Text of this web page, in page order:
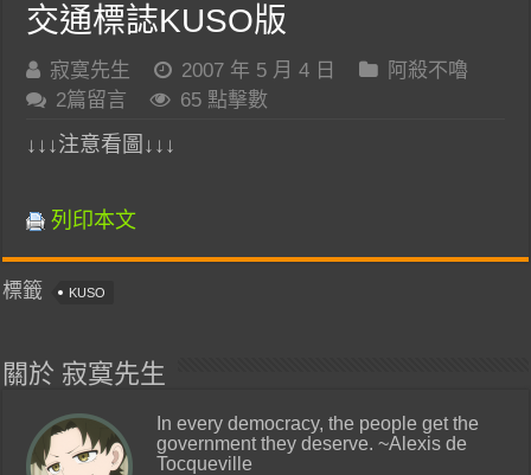
交通標誌KUSO版
寂寞先生 2007 年 5 月 4 日
阿殺不嚕
2篇留言
65 點擊數
↓↓↓注意看圖↓↓↓
列印本文
標籤 KUSO
關於 寂寞先生
In every democracy, the people get the
government they deserve. ~Alexis de
Tocqueville